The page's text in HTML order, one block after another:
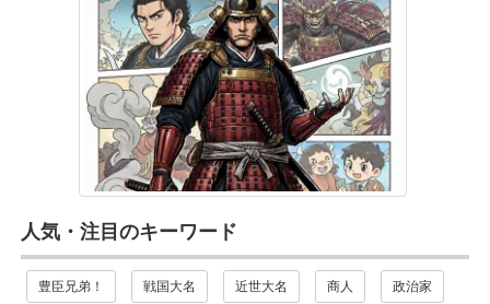
人気・注目のキーワード
豊臣兄弟！ 戦国大名 近世大名 商人 政治家